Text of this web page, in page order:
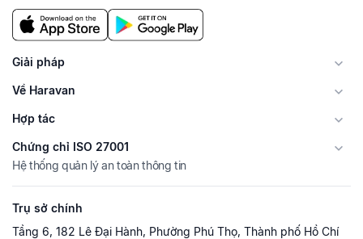
Giải pháp
Về Haravan
Hợp tác
Chứng chỉ ISO 27001
Hệ thống quản lý an toàn thông tin
Trụ sở chính
Tầng 6, 182 Lê Đại Hành, Phường Phú Thọ, Thành phố Hồ Chí